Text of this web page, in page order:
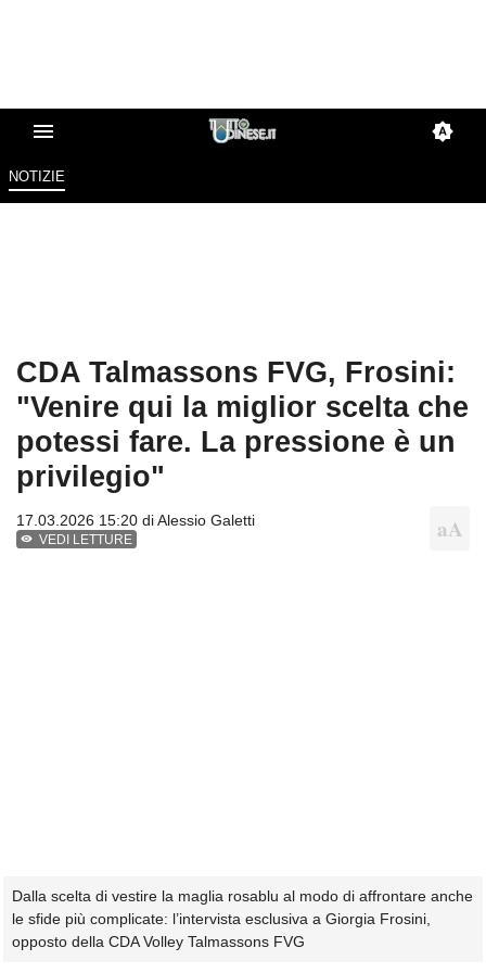
NOTIZIE
CDA Talmassons FVG, Frosini:
"Venire qui la miglior scelta che
potessi fare. La pressione è un
privilegio"
17.03.2026 15:20 diAlessio Galetti
VEDI LETTURE
Dalla scelta di vestire la maglia rosablu al modo di affrontare anche
le sfide più complicate: l’intervista esclusiva a Giorgia Frosini,
opposto della CDA Volley Talmassons FVG